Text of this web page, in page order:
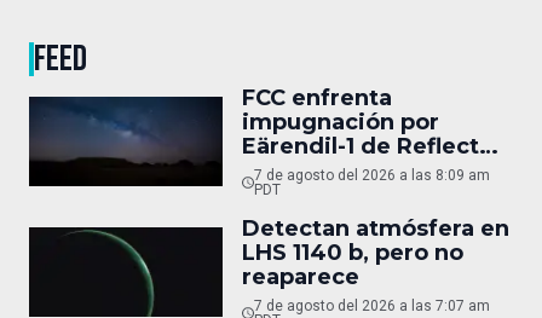
FEED
FCC enfrenta
impugnación por
Eärendil-1 de Reflect
Orbital
7 de agosto del 2026 a las 8:09 am
PDT
Detectan atmósfera en
LHS 1140 b, pero no
reaparece
7 de agosto del 2026 a las 7:07 am